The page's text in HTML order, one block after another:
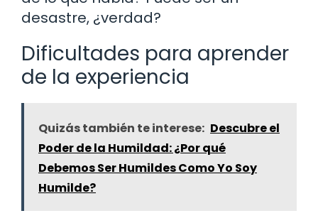
desastre, ¿verdad?
Dificultades para aprender
de la experiencia
Quizás también te interese: Descubre el
Poder de la Humildad: ¿Por qué
Debemos Ser Humildes Como Yo Soy
Humilde?